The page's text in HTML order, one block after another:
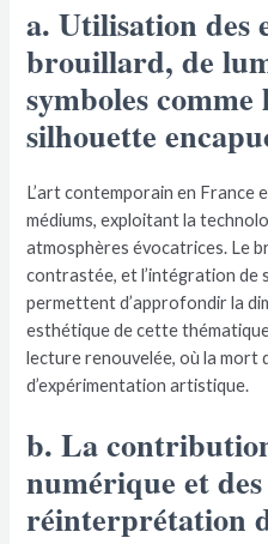
a. Utilisation des
brouillard, de
symboles
silhouette
L’art contemporain en France
médiums, exploitant la
atmosphères évocatrices. Le
contrastée, et l’intégration de
permettent d’approfondir la
esthétique de cette
lecture renouvelée, où la mort
d’expérimentation artistique.
b. La
numérique et
réinterprétation